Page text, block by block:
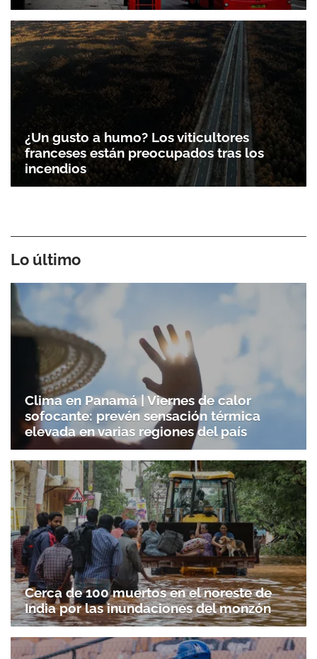
¿Un gusto a humo? Los viticultores
franceses están preocupados tras los
incendios
Lo último
Clima en Panamá | Viernes de calor
sofocante: prevén sensación térmica
elevada en varias regiones del país
Cerca de 100 muertos en el noreste de
India por las inundaciones del monzón